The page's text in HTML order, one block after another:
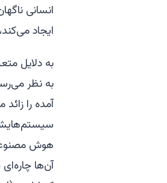
انسانی
ایجاد
به دلایل
به نظر
آمده را
هوش
آن‌ها